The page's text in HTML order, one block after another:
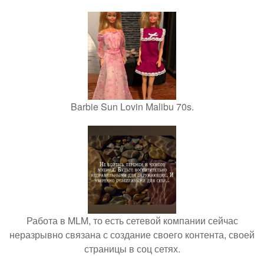
Barbie Sun Lovin Malibu 70s.
Работа в MLM, то есть сетевой компании сейчас
неразрывно связана с создание своего контента, своей
страницы в соц сетях.